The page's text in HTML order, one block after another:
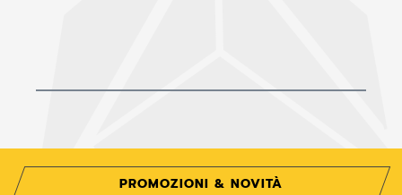
PROMOZIONI & NOVITÀ